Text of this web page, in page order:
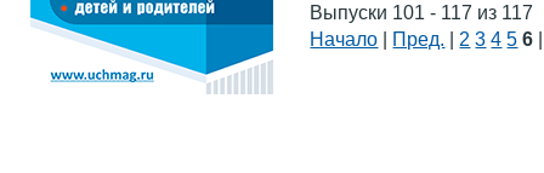
Выпуски 101 - 117 из 117
Начало
Пред. 2 3 4 5 6